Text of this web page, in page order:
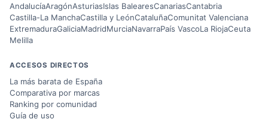
AndalucíaAragónAsturiasIslas BalearesCanariasCantabria
Castilla-La ManchaCastilla y LeónCataluñaComunitat Valenciana
ExtremaduraGaliciaMadridMurciaNavarraPaís VascoLa RiojaCeuta
Melilla
ACCESOS DIRECTOS
La más barata de España
Comparativa por marcas
Ranking por comunidad
Guía de uso